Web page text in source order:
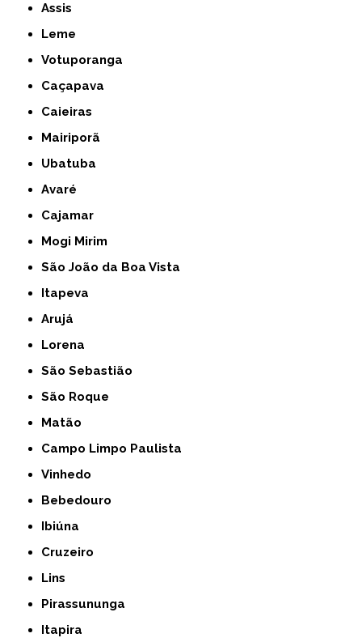
Assis
Leme
Votuporanga
Caçapava
Caieiras
Mairiporã
Ubatuba
Avaré
Cajamar
Mogi Mirim
São João da Boa Vista
Itapeva
Arujá
Lorena
São Sebastião
São Roque
Matão
Campo Limpo Paulista
Vinhedo
Bebedouro
Ibiúna
Cruzeiro
Lins
Pirassununga
Itapira